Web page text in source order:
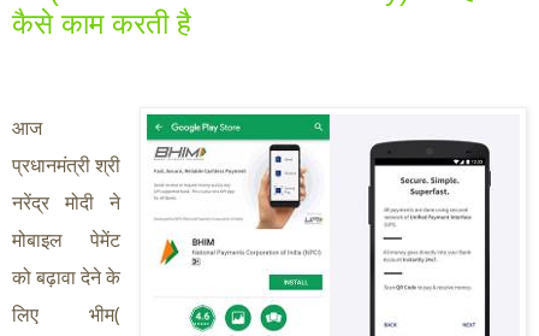
कैसे काम करती है
आज
प्रधानमंत्री श्री
नरेंद्र मोदी ने
मोबाइल पेमेंट
को बढ़ावा देने के
लिए भीम(